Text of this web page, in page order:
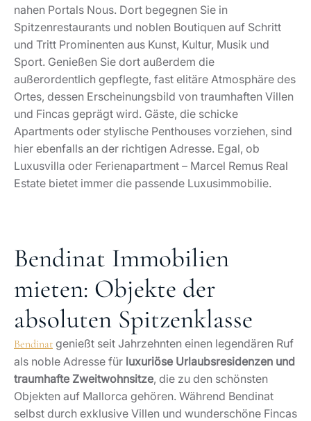
nahen Portals Nous. Dort begegnen Sie in
Spitzenrestaurants und noblen Boutiquen auf Schritt
und Tritt Prominenten aus Kunst, Kultur, Musik und
Sport. Genießen Sie dort außerdem die
außerordentlich gepflegte, fast elitäre Atmosphäre des
Ortes, dessen Erscheinungsbild von traumhaften Villen
und Fincas geprägt wird. Gäste, die schicke
Apartments oder stylische Penthouses vorziehen, sind
hier ebenfalls an der richtigen Adresse. Egal, ob
Luxusvilla oder Ferienapartment – Marcel Remus Real
Estate bietet immer die passende Luxusimmobilie.
Bendinat Immobilien
mieten: Objekte der
absoluten Spitzenklasse
Bendinat genießt seit Jahrzehnten einen legendären Ruf
als noble Adresse für luxuriöse Urlaubsresidenzen und
traumhafte Zweitwohnsitze, die zu den schönsten
Objekten auf Mallorca gehören. Während Bendinat
selbst durch exklusive Villen und wunderschöne Fincas